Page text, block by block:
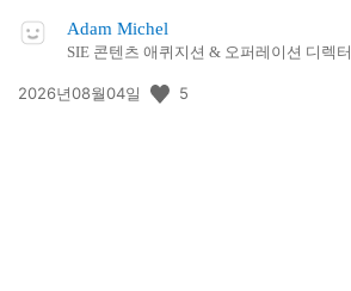
Adam Michel
SIE 콘텐츠 애퀴지션 & 오퍼레이션 디렉터
공
2026년08월04일 5